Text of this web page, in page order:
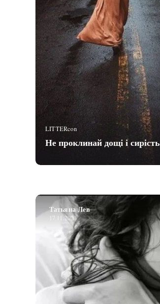
LITTERcon
Не проклинай дощі і сирість
Татьяна Лев
17.11.2020